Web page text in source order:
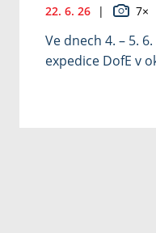
22. 6. 26 | 7×
Ve dnech 4. – 5.
expedice DofE v